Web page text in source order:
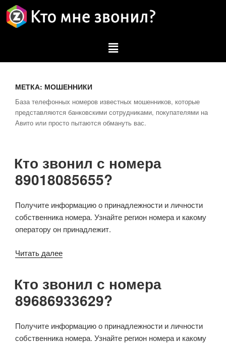
МЕТКА: МОШЕННИКИ
База телефонных номеров известных мошенников, которые
представляются банковскими сотрудниками, покупателями на
Авито или просто пытаются обмануть вас.
Кто звонил с номера
89018085655?
Получите информацию о принадлежности и личности
собственника номера. Узнайте регион номера и какому
оператору он принадлежит.
Читать далее
Кто звонил с номера
89686933629?
Получите информацию о принадлежности и личности
собственника номера. Узнайте регион номера и какому